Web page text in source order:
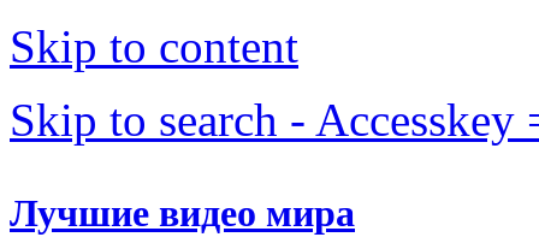
Skip to content
Skip to search - Accesskey
Лучшие видео мира